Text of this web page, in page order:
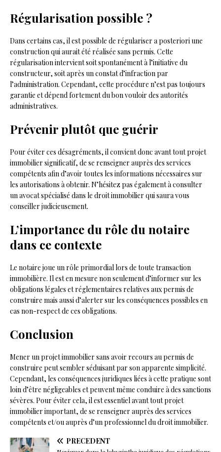
Régularisation possible ?
Dans certains cas, il est possible de régulariser a posteriori une
construction qui aurait été réalisée sans permis. Cette
régularisation intervient soit spontanément à l’initiative du
constructeur, soit après un constat d’infraction par
l’administration. Cependant, cette procédure n’est pas toujours
garantie et dépend fortement du bon vouloir des autorités
administratives.
Prévenir plutôt que guérir
Pour éviter ces désagréments, il convient donc avant tout projet
immobilier significatif, de se renseigner auprès des services
compétents afin d’avoir toutes les informations nécessaires sur
les autorisations à obtenir. N’hésitez pas également à consulter
un avocat spécialisé dans le droit immobilier qui saura vous
conseiller judicieusement.
L’importance du rôle du notaire
dans ce contexte
Le notaire joue un rôle primordial lors de toute transaction
immobilière. Il est en mesure non seulement d’informer sur les
obligations légales et réglementaires relatives aux permis de
construire mais aussi d’alerter sur les conséquences possibles en
cas non-respect de ces obligations.
Conclusion
Mener un projet immobilier sans avoir recours au permis de
construire peut sembler séduisant par son apparente simplicité.
Cependant, les conséquences juridiques liées à cette pratique sont
loin d’être négligeables et peuvent même conduire à des sanctions
sévères. Pour éviter cela, il est essentiel avant tout projet
immobilier important, de se renseigner auprès des services
compétents et/ou auprès d’un professionnel du droit immobilier.
PRÉCÉDENT